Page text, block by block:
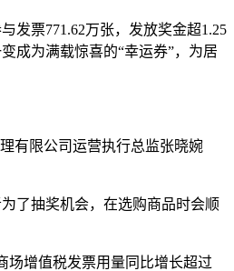
发票771.62万张，发放奖金超1.25
成为满载惊喜的“幸运券”，为居
有限公司运营执行总监张晓婉
了抽奖机会，在选购商品时会顺
场增值税发票用量同比增长超过